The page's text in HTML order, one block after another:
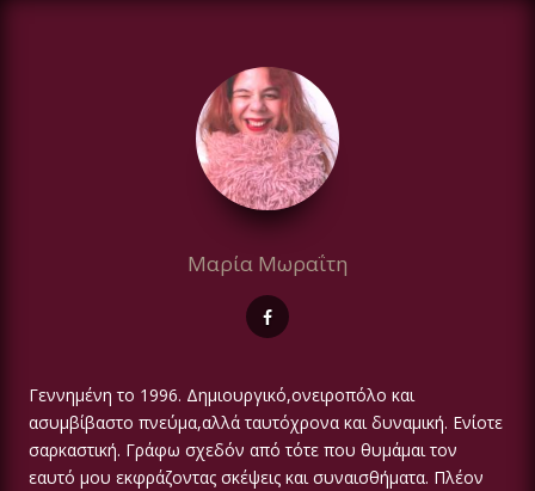
Μαρία Μωραΐτη
Γεννημένη το 1996. Δημιουργικό,ονειροπόλο και
ασυμβίβαστο πνεύμα,αλλά ταυτόχρονα και δυναμική. Ενίοτε
σαρκαστική. Γράφω σχεδόν από τότε που θυμάμαι τον
εαυτό μου εκφράζοντας σκέψεις και συναισθήματα. Πλέον